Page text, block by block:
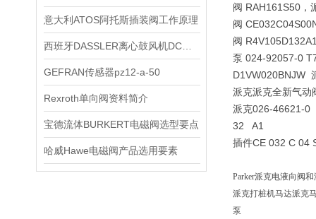
意大利ATOS阿托斯插装阀工作原理
GEFRAN传感器pz12-a-50
Rexroth单向阀资料简介
宝德流体BURKERT电磁阀选型要点
哈威Hawe电磁阀产品选用要素
阀 RAH161S50，
阀
阀
泵 024-92057-0
D1VW020BNJW
派克派克全新气动
派克026-46621-0
32 A1
插件CE 032 C 04
Parker派克电液向阀
派克打桩机马达派克
泵